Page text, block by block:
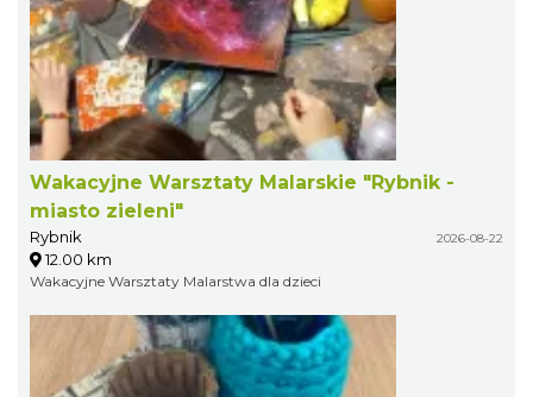
Wakacyjne Warsztaty Malarskie "Rybnik -
miasto zieleni"
Rybnik 2026-08-22
12.00 km
Wakacyjne Warsztaty Malarstwa dla dzieci